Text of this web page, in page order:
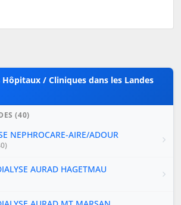
/ Cliniques dans les Landes
(40)
NEPHROCARE-AIRE/ADOUR
AURAD HAGETMAU